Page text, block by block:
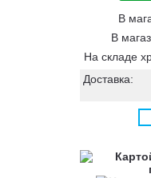
В
В
На складе
Доставка: